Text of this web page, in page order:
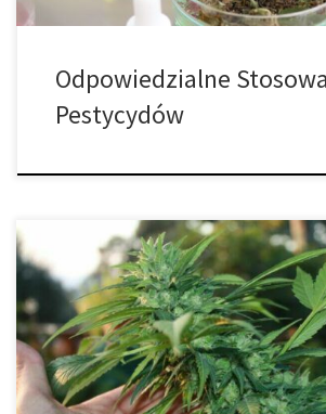
Odpowiedzialne
Pestycydów
Czym jest EC lub przewodność elektryczna?
skupimy się na wyjaśnieniu pojęcia EC lub
elektrycznej w uprawie marihuany i wyjaśnimy
uzyskania dobrych wyników w naszej domowej
zdolność cieczy do transportu energii
medium, którym odżywiają się rośliny,